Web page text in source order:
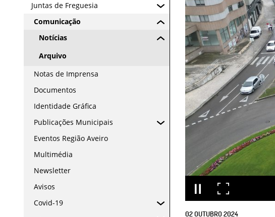
Juntas de Freguesia
Comunicação
Notícias
Arquivo
Notas de Imprensa
Documentos
Identidade Gráfica
Publicações Municipais
Eventos Região Aveiro
Multimédia
Newsletter
Avisos
Covid-19
02OUTUBRO2024